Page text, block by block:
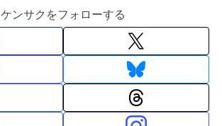
ケンサクをフォローする